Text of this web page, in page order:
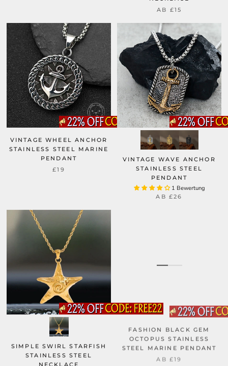
AB £15
VINTAGE WHEEL ANCHOR
STAINLESS STEEL MARINE
PENDANT
£19
VINTAGE WAVE ANCHOR
STAINLESS STEEL
PENDANT
1 Bewertung
AB £26
SIMPLE SWIRL STARFISH
STAINLESS STEEL
NECKLACE
FASHION BLACK GEM
OCTOPUS STAINLESS
STEEL MARINE PENDANT
AB
£19